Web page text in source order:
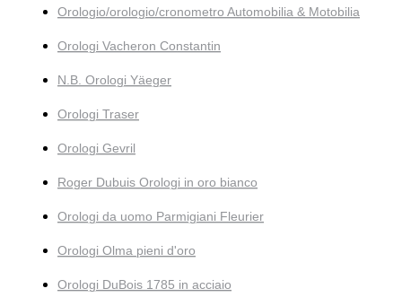
Orologio/orologio/cronometro Automobilia & Motobilia
Orologi Vacheron Constantin
N.B. Orologi Yäeger
Orologi Traser
Orologi Gevril
Roger Dubuis Orologi in oro bianco
Orologi da uomo Parmigiani Fleurier
Orologi Olma pieni d'oro
Orologi DuBois 1785 in acciaio